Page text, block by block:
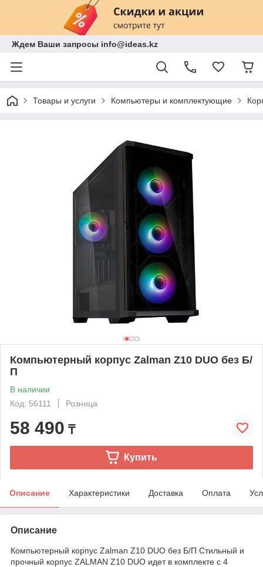
Ждем Ваши запросы info@ideas.kz
Товары и услуги Компьютеры и комплектующие
Компьютерный корпус Zalman Z10 DUO без Б/
П
В наличии
Код: 56111
Розница
58 490 ₸
Купить
Описание Характеристики Доставка Оплата
Описание
Компьютерный корпус Zalman Z10 DUO без Б/П Стильный и
прочный корпус ZALMAN Z10 DUO идет в комплекте с 4